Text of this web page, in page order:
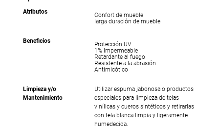
Atributos
Confort de mueble
larga duración de mueble
Beneficios
Protección UV
1% Impermeable
Retardante al fuego
Resistente a la abrasión
Antimicótico
Limpieza y/o
Mantenimiento
Utilizar espuma jabonosa o productos
especiales para limpieza de telas
vinílicas y cueros sintéticos y retirarlas
con tela blanca limpia y ligeramente
humedecida.